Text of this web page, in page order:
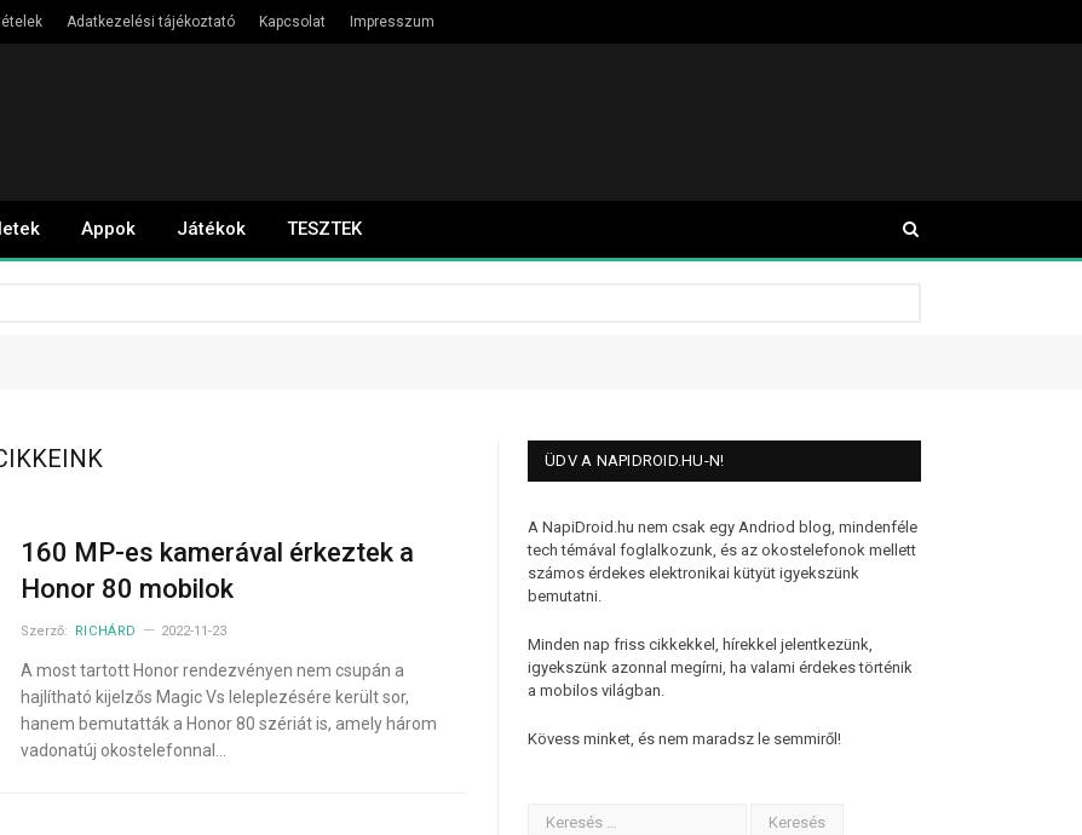
Adatkezelési tájékoztató Kapcsolat Impresszum
Appok Játékok TESZTEK
160 MP-es kamerával érkeztek a
Honor 80 mobilok
Szerző: RICHÁRD 2022-11-23
A most tartott Honor rendezvényen nem csupán a
hajlítható kijelzős Magic Vs leleplezésére került sor,
hanem bemutatták a Honor 80 szériát is, amely három
vadonatúj okostelefonnal…
ÜDV A NAPIDROID.HU-N!
A NapiDroid.hu nem csak egy Andriod blog, mindenféle
tech témával foglalkozunk, és az okostelefonok mellett
számos érdekes elektronikai kütyüt igyekszünk
bemutatni.
Minden nap friss cikkekkel, hírekkel jelentkezünk,
igyekszünk azonnal megírni, ha valami érdekes történik
a mobilos világban.
Kövess minket, és nem maradsz le semmiről!